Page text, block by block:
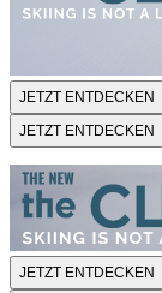
JETZT ENTDECKEN
JETZT ENTDECKEN
JETZT ENTDECKEN